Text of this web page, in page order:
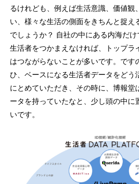
るけれども、例えば生活意識、価値観
い、様々な生活の側面をきちんと捉え
でしょうか？ 自社の中にある内海だ
生活者をつかまえなければ、トップラ
はつながらないことが多いです。です
ひ、ベースになる生活者データをどう
にとめていただき、その時に、博報堂
ータを持っていたなと、少し頭の中に
いです。